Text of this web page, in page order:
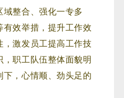
整合、强化一专多
有效举措，提升工作效
，激发员工提高工作技
，职工队伍整体面貌明
下，心情顺、劲头足的